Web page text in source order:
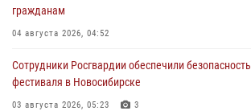
гражданам
04 августа 2026, 04:52
Сотрудники Росгвардии обеспечили
фестиваля в Новосибирске
03 августа 2026, 05:23 3